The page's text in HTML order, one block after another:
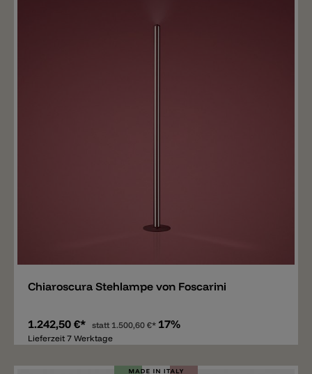
Chiaroscura Stehlampe von Foscarini
1.242,50 €* statt 1.500,60 €* 17%
Lieferzeit 7 Werktage